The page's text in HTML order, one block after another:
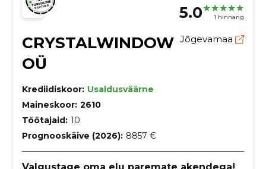
5.0 1 hinnang
CRYSTALWINDOW
OÜ
Jõgevamaa
Krediidiskoor: Usaldusväärne
Maineskoor: 2610
Töötajaid: 10
Prognooskäive (2026): 8857 €